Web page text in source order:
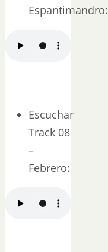
Espantimandro:
Escuchar
Track 08
–
Febrero: